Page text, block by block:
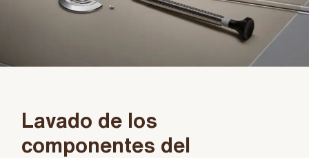
Lavado de los
componentes del